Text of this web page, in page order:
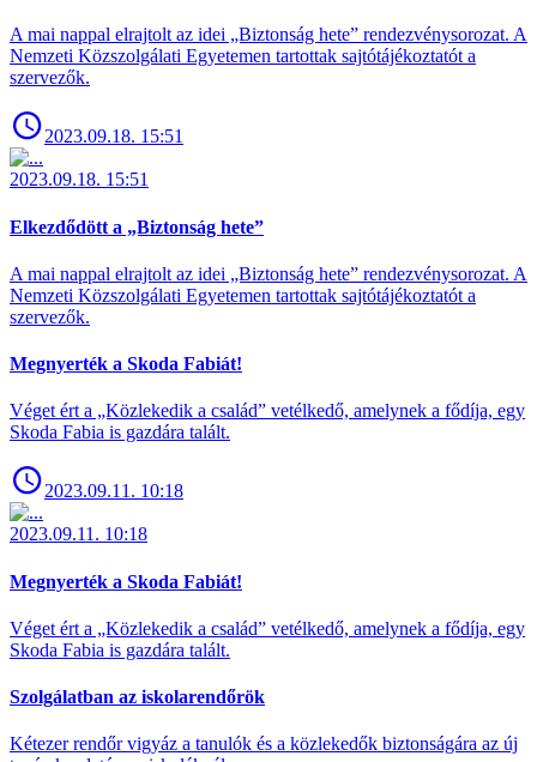
A mai nappal elrajtolt az idei „Biztonság hete” rendezvénysorozat. A
Nemzeti Közszolgálati Egyetemen tartottak sajtótájékoztatót a
szervezők.
2023.09.18. 15:51
2023.09.18. 15:51
Elkezdődött a „Biztonság hete”
A mai nappal elrajtolt az idei „Biztonság hete” rendezvénysorozat. A
Nemzeti Közszolgálati Egyetemen tartottak sajtótájékoztatót a
szervezők.
Megnyerték a Skoda Fabiát!
Véget ért a „Közlekedik a család” vetélkedő, amelynek a fődíja, egy
Skoda Fabia is gazdára talált.
2023.09.11. 10:18
2023.09.11. 10:18
Megnyerték a Skoda Fabiát!
Véget ért a „Közlekedik a család” vetélkedő, amelynek a fődíja, egy
Skoda Fabia is gazdára talált.
Szolgálatban az iskolarendőrök
Kétezer rendőr vigyáz a tanulók és a közlekedők biztonságára az új